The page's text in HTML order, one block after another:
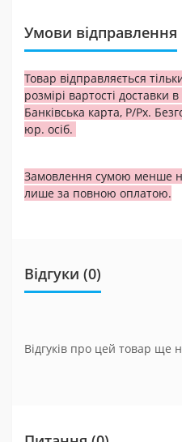
Умови відправлення
Товар відправляється
розмірі вартості доставки
Банківська карта, Р/Рх.
юр. осіб.
Замовлення сумою менше
лише за повною оплатою.
Відгуки (0)
Відгуків про цей товар ще